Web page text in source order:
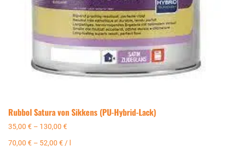
Rubbol Satura von Sikkens (PU-Hybrid-Lack)
35,00 € – 130,00 €
70,00 € – 52,00 € / l